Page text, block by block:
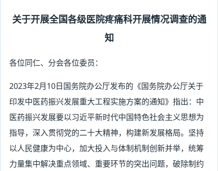
关于开展全国各级医院疼痛科开展情况调查的通
知
各位同仁、分会各位委员：
2023年2月10日国务院办公厅发布的《国务院办公厅关于
印发中医药振兴发展重大工程实施方案的通知》指出：中
医药振兴发展要以习近平新时代中国特色社会主义思想为
指导，深入贯彻党的二十大精神，构建新发展格局。坚持
以人民健康为中心，加大投入与体制机制创新并举，统筹
力量集中解决重点领域、重要环节的突出问题，破除制约